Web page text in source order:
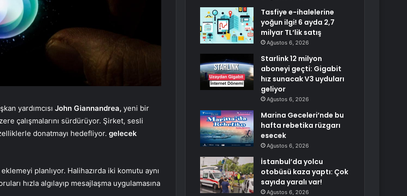
yardımcısı John Giannandrea, yeni bir
çalışmalarını sürdürüyor. Şirket, sesli
donatmayı hedefliyor. gelecek
planlıyor. Halihazırda iki komutu aynı
hızla algılayıp mesajlaşma uygulamasına
Tasfiye e-ihalelerine
yoğun ilgi! 6 ayda 2,7
milyar TL’lik satış
Ağustos 6, 2026
Starlink 12 milyon
aboneyi geçti: Gigabit
hız sunacak V3 uyduları
geliyor
Ağustos 6, 2026
Marina Geceleri’nde bu
hafta rebetika rüzgarı
esecek
Ağustos 6, 2026
İstanbul’da yolcu
otobüsü kaza yaptı: Çok
sayıda yaralı var!
Ağustos 6, 2026